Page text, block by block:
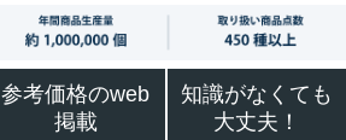
参考価格のweb
掲載
知識がなくても
大丈夫！